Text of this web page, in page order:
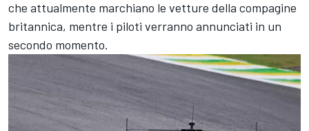
che attualmente marchiano le vetture della compagine
britannica, mentre i piloti verranno annunciati in un
secondo momento.